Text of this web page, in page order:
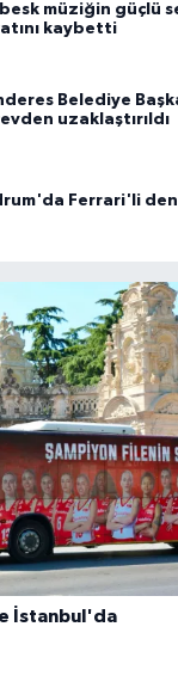
müziğin güçlü
kaybetti
Belediye
uzaklaştırıldı
Ferrari'li
İstanbul'da